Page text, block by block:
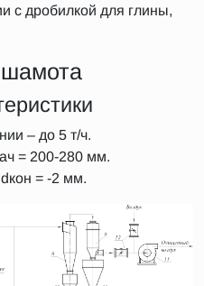
с дробилкой для глины,
– до 5 т/ч.
= 200-280 мм.
= -2 мм.